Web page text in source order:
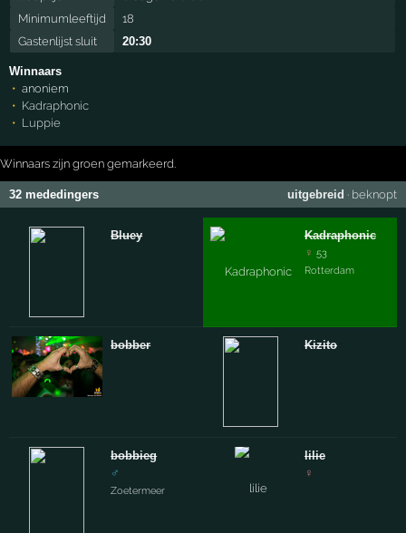
Minimumleeftijd
18
Gastenlijst sluit
20:30
Winnaars
anoniem
Kadraphonic
Luppie
Winnaars zijn groen gemarkeerd.
32 mededingers uitgebreid · beknopt
Bluey
bobber
bobbieg
♂
Zoetermeer
Kadraphonic
♀ 53
Rotterdam
Kizito
lilie
♀